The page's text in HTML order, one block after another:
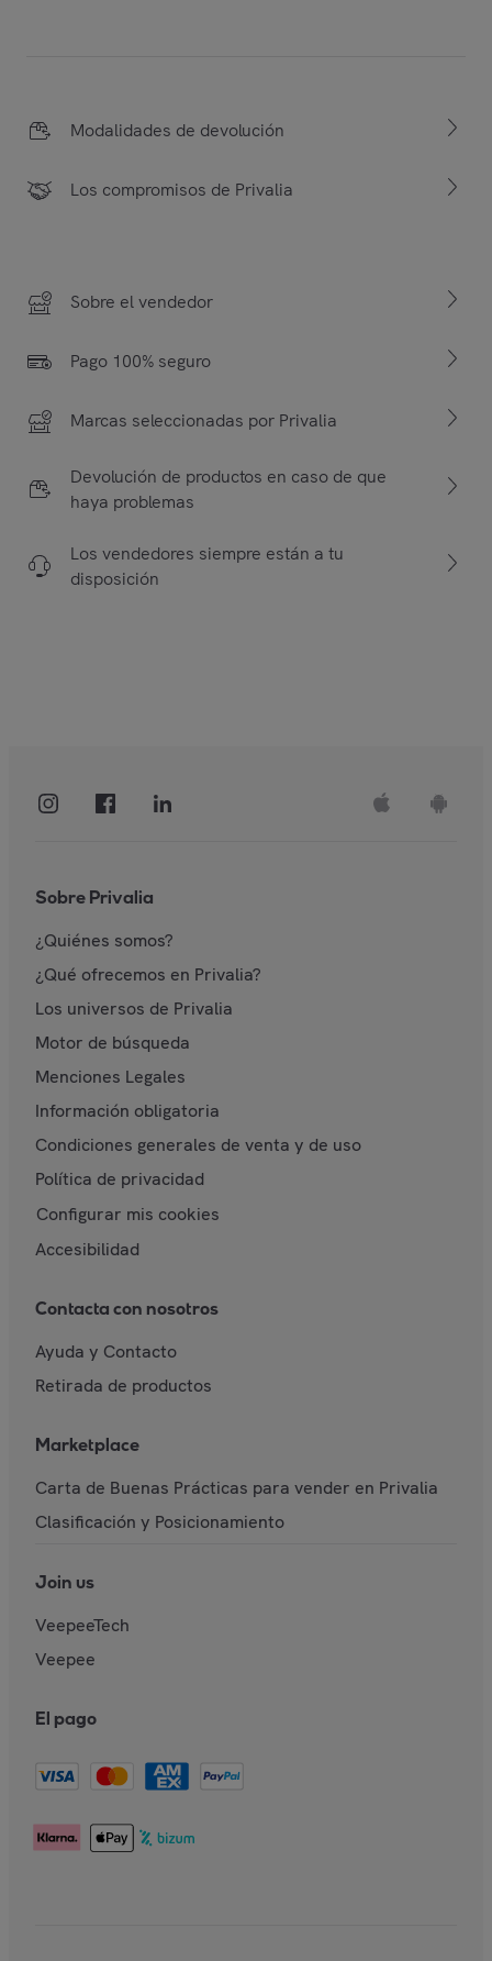
Modalidades de devolución
Los compromisos de Privalia
Sobre el vendedor
Pago 100% seguro
Marcas seleccionadas por Privalia
Devolución de productos en caso de que
haya problemas
Los vendedores siempre están a tu
disposición
Sobre Privalia
¿Quiénes somos?
¿Qué ofrecemos en Privalia?
Los universos de Privalia
Motor de búsqueda
Menciones Legales
Información obligatoria
Condiciones generales de venta y de uso
Política de privacidad
Configurar mis cookies
Accesibilidad
Contacta con nosotros
Ayuda y Contacto
Retirada de productos
Marketplace
Carta de Buenas Prácticas para vender en Privalia
Clasificación y Posicionamiento
Join us
VeepeeTech
Veepee
El pago